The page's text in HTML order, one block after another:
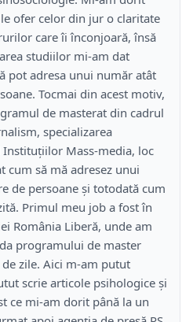
ofer celor din jur o claritate
care îi înconjoară, însă
studiilor mi-am dat
pot adresa unui număr atât
Tocmai din acest motiv,
de masterat din cadrul
specializarea
Mass-media, loc
cum să mă adresez unui
de persoane și totodată cum
Primul meu job a fost în
România Liberă, unde am
programului de master
zile. Aici m-am putut
scrie articole psihologice și
ce mi-am dorit până la un